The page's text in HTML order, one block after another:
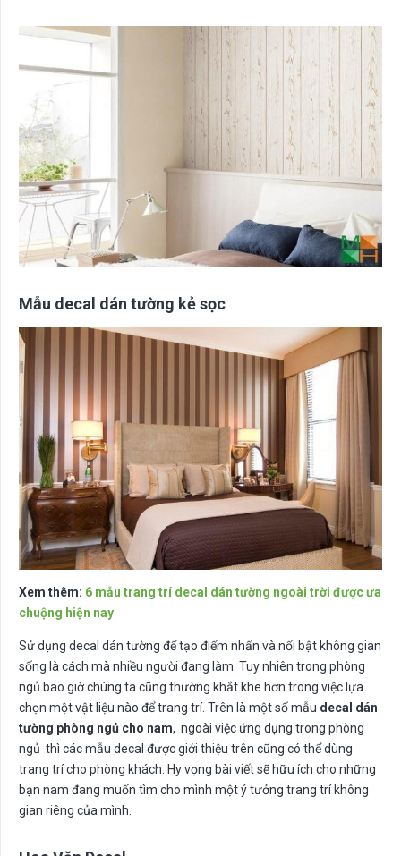
Mẫu decal dán tường kẻ sọc
Xem thêm: 6 mẫu trang trí decal dán tường ngoài trời được ưa
chuộng hiện nay
Sử dụng decal dán tường để tạo điểm nhấn và nổi bật không gian
sống là cách mà nhiều người đang làm. Tuy nhiên trong phòng
ngủ bao giờ chúng ta cũng thường khắt khe hơn trong việc lựa
chọn một vật liệu nào để trang trí. Trên là một số mẫu decal dán
tường phòng ngủ cho nam, ngoài việc ứng dụng trong phòng
ngủ thì các mẫu decal được giới thiệu trên cũng có thể dùng
trang trí cho phòng khách. Hy vọng bài viết sẽ hữu ích cho những
bạn nam đang muốn tìm cho mình một ý tưởng trang trí không
gian riêng của mình.